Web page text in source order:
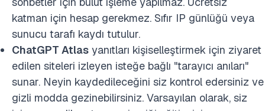
katman için hesap gerekmez. Sıfır IP günlüğü veya
sunucu tarafı kaydı tutulur.
ChatGPT Atlas yanıtları kişiselleştirmek için ziyaret
edilen siteleri izleyen isteğe bağlı "tarayıcı anıları"
sunar. Neyin kaydedileceğini siz kontrol edersiniz ve
gizli modda gezinebilirsiniz. Varsayılan olarak, siz